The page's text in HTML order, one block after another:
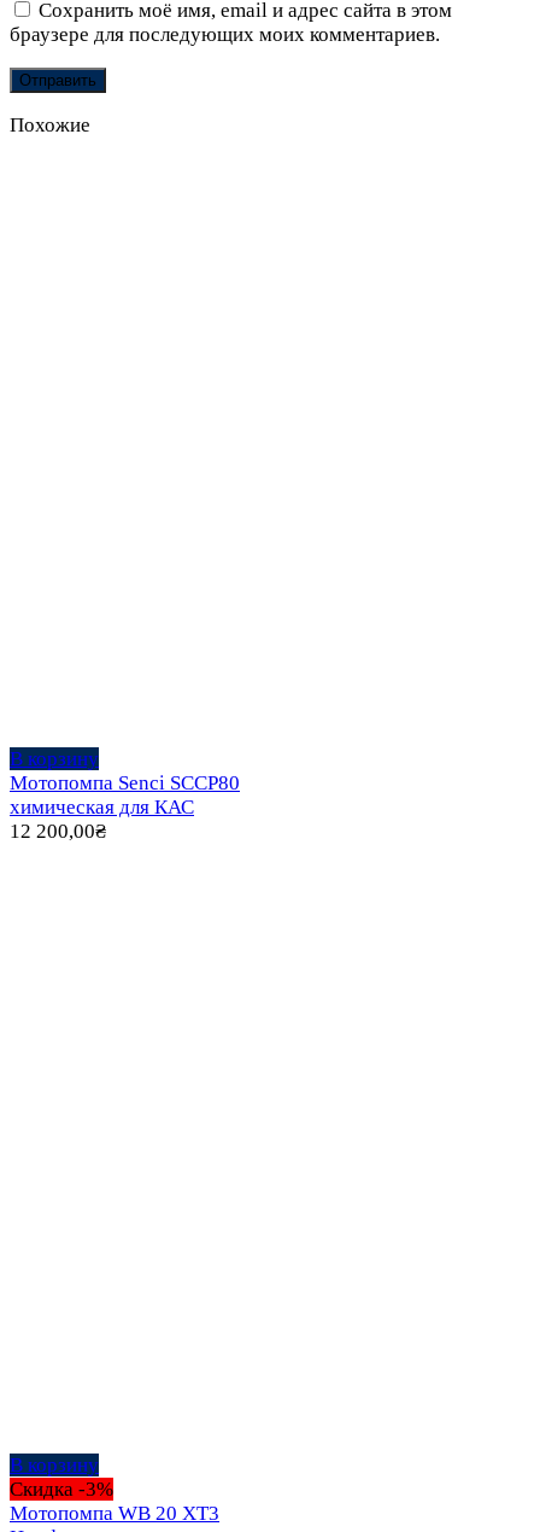
Сохранить моё имя, email и адрес сайта в этом
браузере для последующих моих комментариев.
Похожие
В корзину
Мотопомпа Senci SCCP80
химическая для КАС
12 200,00₴
В корзину
Скидка -3%
Мотопомпа WB 20 XT3